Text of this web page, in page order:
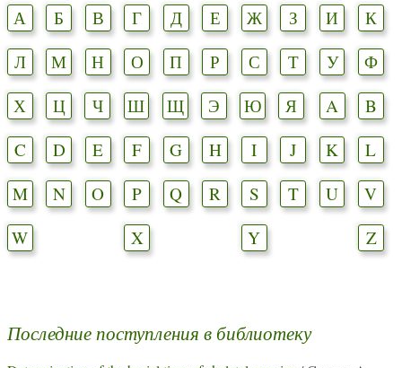
А Б В Г Д Е Ж З И
К
Л
М Н О П Р С Т У
Ф
Х
Ц Ч Ш Щ Э Ю Я A
B
C
D E F G H I J K
L
M
N O P Q R S T U
V
W
X Y Z
Последние поступления в библиотеку